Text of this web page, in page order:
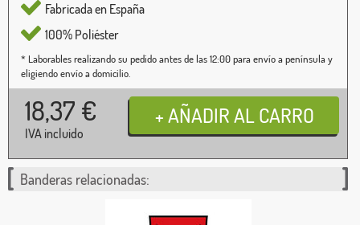
Fabricada en España
100% Poliéster
* Laborables realizando su pedido antes de las 12:00 para envío a península y
eligiendo envío a domicilio.
18,37 €
IVA incluido
Banderas relacionadas: